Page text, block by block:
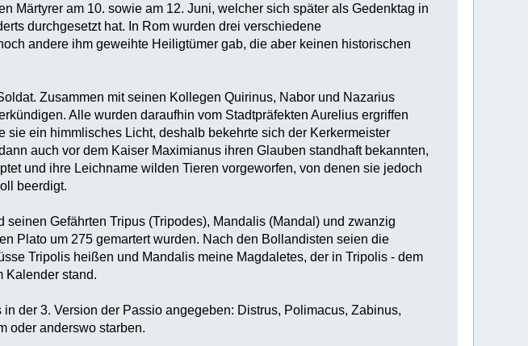
Märtyrer am 10. sowie am 12. Juni, welcher sich später als Gedenktag in
durchgesetzt hat. In Rom wurden drei verschiedene
andere ihm geweihte Heiligtümer gab, die aber keinen historischen
Zusammen mit seinen Kollegen Quirinus, Nabor und Nazarius
Alle wurden daraufhin vom Stadtpräfekten Aurelius ergriffen
sie ein himmlisches Licht, deshalb bekehrte sich der Kerkermeister
auch vor dem Kaiser Maximianus ihren Glauben standhaft bekannten,
und ihre Leichname wilden Tieren vorgeworfen, von denen sie jedoch
beerdigt.
Gefährten Tripus (Tripodes), Mandalis (Mandal) und zwanzig
Plato um 275 gemartert wurden. Nach den Bollandisten seien die
Tripolis heißen und Mandalis meine Magdaletes, der in Tripolis - dem
Kalender stand.
der 3. Version der Passio angegeben: Distrus, Polimacus, Zabinus,
oder anderswo starben.